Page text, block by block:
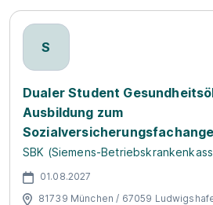
S
Dualer Student
Ausbildung zum
SBK (Siemens-
01.08.2027
81739 München / 67059